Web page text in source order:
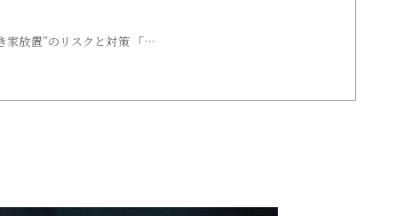
家放置”のリスクと対策 「…